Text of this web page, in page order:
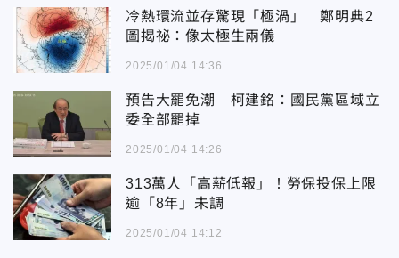
冷熱環流並存驚現「極渦」 鄭明典2
圖揭祕：像太極生兩儀
2025/01/04 14:36
預告大罷免潮 柯建銘：國民黨區域立
委全部罷掉
2025/01/04 14:26
313萬人「高薪低報」！勞保投保上限
逾「8年」未調
2025/01/04 14:12